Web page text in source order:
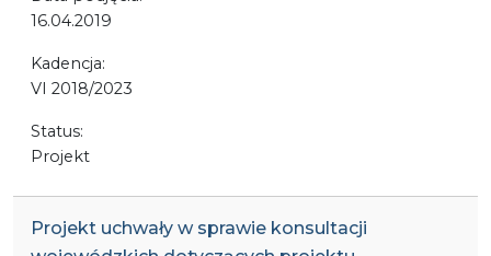
16.04.2019
Kadencja:
VI 2018/2023
Status:
Projekt
Projekt uchwały w sprawie konsultacji